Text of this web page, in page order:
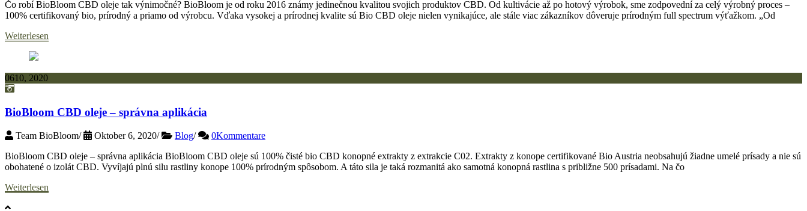
Čo robí BioBloom CBD oleje tak výnimočné? BioBloom je od roku 2016 známy jedinečnou kvalitou svojich produktov CBD. Od kultivácie až po hotový výrobok, sme zodpovední za celý výrobný proces –
100% certifikovaný bio, prírodný a priamo od výrobcu. Vďaka vysokej a prírodnej kvalite sú Bio CBD oleje nielen vynikajúce, ale stále viac zákazníkov dôveruje prírodným full spectrum výťažkom. „Od
Weiterlesen
0610, 2020
BioBloom CBD oleje – správna aplikácia
Team BioBloom/ Oktober 6, 2020/ Blog/
0Kommentare
BioBloom CBD oleje – správna aplikácia BioBloom CBD oleje sú 100% čisté bio CBD konopné extrakty z extrakcie C02. Extrakty z konope certifikované Bio Austria neobsahujú žiadne umelé prísady a nie sú
obohatené o izolát CBD. Vyvíjajú plnú silu rastliny konope 100% prírodným spôsobom. A táto sila je taká rozmanitá ako samotná konopná rastlina s približne 500 prísadami. Na čo
Weiterlesen